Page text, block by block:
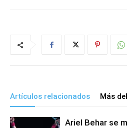
Artículos relacionados Más
Ariel Behar se